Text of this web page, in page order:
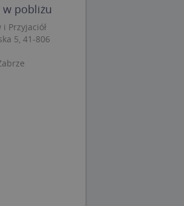
w pobliżu
Przyjaciół
5, 41-806